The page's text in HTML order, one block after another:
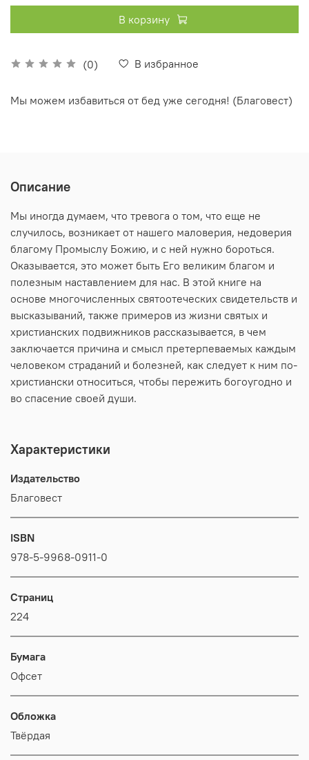
(0) В избранное
В корзину
Мы можем избавиться от бед уже сегодня! (Благовест)
Описание
Мы иногда думаем, что тревога о том, что еще не
случилось, возникает от нашего маловерия, недоверия
благому Промыслу Божию, и с ней нужно бороться.
Оказывается, это может быть Его великим благом и
полезным наставлением для нас. В этой книге на
основе многочисленных святоотеческих свидетельств и
высказываний, также примеров из жизни святых и
христианских подвижников рассказывается, в чем
заключается причина и смысл претерпеваемых каждым
человеком страданий и болезней, как следует к ним по-
христиански относиться, чтобы пережить богоугодно и
во спасение своей души.
Характеристики
Издательство
Благовест
ISBN
978-5-9968-0911-0
Страниц
224
Бумага
Офсет
Обложка
Твёрдая